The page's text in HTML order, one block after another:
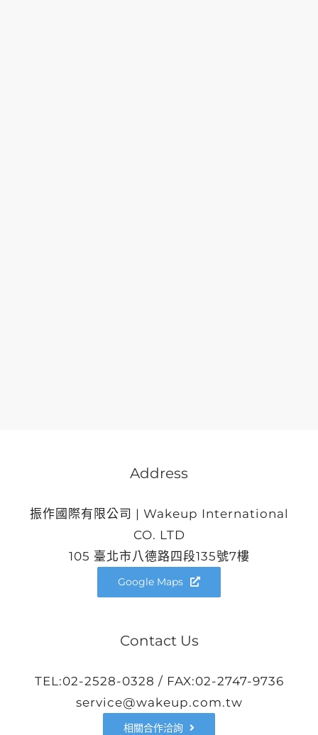
Address
振作國際有限公司 | Wakeup International
CO. LTD
105 臺北市八德路四段135號7樓
Google Maps
Contact Us
TEL:02-2528-0328 / FAX:02-2747-9736
service@wakeup.com.tw
相關合作洽詢